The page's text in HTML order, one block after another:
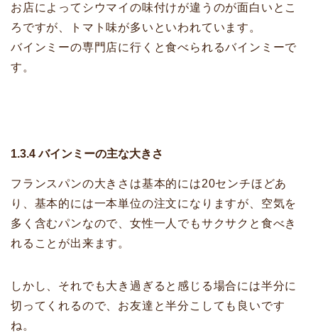
お店によってシウマイの味付けが違うのが面白いとこ
ろですが、トマト味が多いといわれています。
バインミーの専門店に行くと食べられるバインミーで
す。
1.3.4 バインミーの主な大きさ
フランスパンの大きさは基本的には20センチほどあ
り、基本的には一本単位の注文になりますが、空気を
多く含むパンなので、女性一人でもサクサクと食べき
れることが出来ます。
しかし、それでも大き過ぎると感じる場合には半分に
切ってくれるので、お友達と半分こしても良いです
ね。